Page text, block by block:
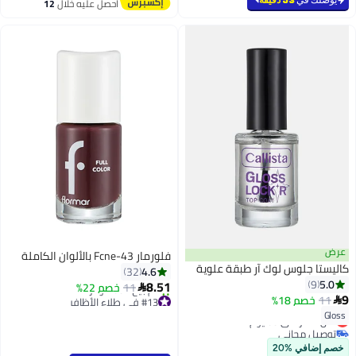
احصل عليه خلال12
عرض
كاليستا جلوس لوك آر طبقة علوية
5.0
9
9
11 خصم 18%
Glossأقل سعر في 30 يوم
توصيل مجاني
أقل سعر في 30 يوم
خصم إضافي %20
فلورمار Fcne-43 بالألوان الكاملة
4.6
32
8.51
11 خصم 22%
#13 في طلاء الأظافر
أقل سعر في 7 يوم